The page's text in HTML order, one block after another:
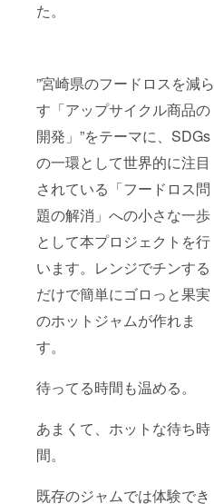
た。
”宮崎県のフードロスを減ら
す「アップサイクル商品の
開発」”をテーマに、SDGs
の一環として世界的に注目
されている「フードロス問
題の解消」への小さな一歩
として本プロジェクトを行
います。レンジでチンする
だけで簡単にゴロっと果実
のホットジャムが作れま
す。
待ってる時間も温める。
あまくて、ホットな待ち時
間。
既存のジャムでは体験でき